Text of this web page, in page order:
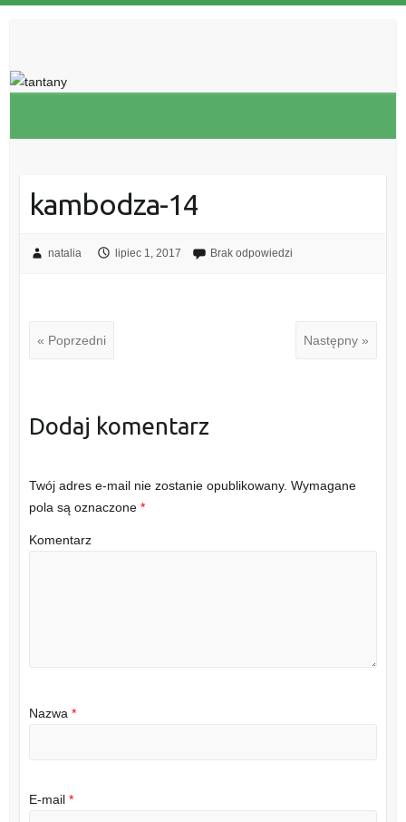
kambodza-14
natalia lipiec 1, 2017 Brak odpowiedzi
« Poprzedni Następny »
Dodaj komentarz
Twój adres e-mail nie zostanie opublikowany. Wymagane
pola są oznaczone *
Komentarz
Nazwa *
E-mail *